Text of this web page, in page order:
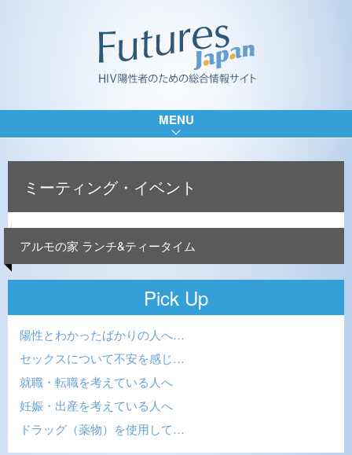
MENU
ミーティング・イベント
アルモの家 ランチ&ティータイム
Pick Up
陽性とわかったばかりの人へ…
セックスについて不安を感じ…
就職・転職を考えている人へ
妊娠・出産を考えている人へ
ドラッグ（薬物）を使用して…